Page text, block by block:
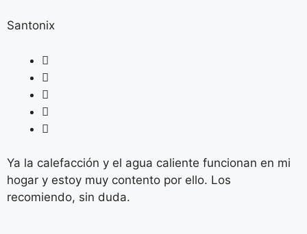
Santonix
Ya la calefacción y el agua caliente funcionan en mi
hogar y estoy muy contento por ello. Los
recomiendo, sin duda.